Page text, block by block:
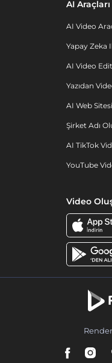
AI Araçları
AI Video
Yapay Zeka
AI Video
Yazıdan
AI Web
Şirket Adı
AI TikTok
YouTube
Video